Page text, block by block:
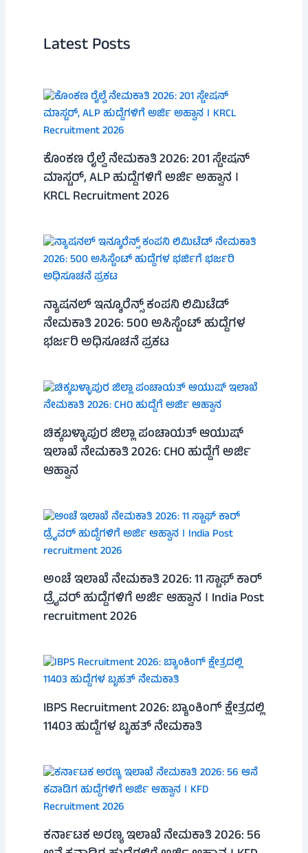
Latest Posts
ಕೊಂಕಣ ರೈಲ್ವೆ ನೇಮಕಾತಿ 2026: 201 ಸ್ಟೇಷನ್
ಮಾಸ್ಟರ್, ALP ಹುದ್ದೆಗಳಿಗೆ ಅರ್ಜಿ ಅಹ್ವಾನ ।
KRCL Recruitment 2026
ನ್ಯಾಷನಲ್ ಇನ್ಶೂರೆನ್ಸ್ ಕಂಪನಿ ಲಿಮಿಟೆಡ್
ನೇಮಕಾತಿ 2026: 500 ಅಸಿಸ್ಟೆಂಟ್ ಹುದ್ದೆಗಳ
ಭರ್ಜರಿ ಅಧಿಸೂಚನೆ ಪ್ರಕಟ
ಚಿಕ್ಕಬಳ್ಳಾಪುರ ಜಿಲ್ಲಾ ಪಂಚಾಯತ್ ಆಯುಷ್
ಇಲಾಖೆ ನೇಮಕಾತಿ 2026: CHO ಹುದ್ದೆಗೆ ಅರ್ಜಿ
ಆಹ್ವಾನ
ಅಂಚೆ ಇಲಾಖೆ ನೇಮಕಾತಿ 2026: 11 ಸ್ಟಾಫ್ ಕಾರ್
ಡ್ರೈವರ್ ಹುದ್ದೆಗಳಿಗೆ ಅರ್ಜಿ ಆಹ್ವಾನ । India Post
recruitment 2026
IBPS Recruitment 2026: ಬ್ಯಾಂಕಿಂಗ್ ಕ್ಷೇತ್ರದಲ್ಲಿ
11403 ಹುದ್ದೆಗಳ ಬೃಹತ್ ನೇಮಕಾತಿ
ಕರ್ನಾಟಕ ಅರಣ್ಯ ಇಲಾಖೆ ನೇಮಕಾತಿ 2026: 56